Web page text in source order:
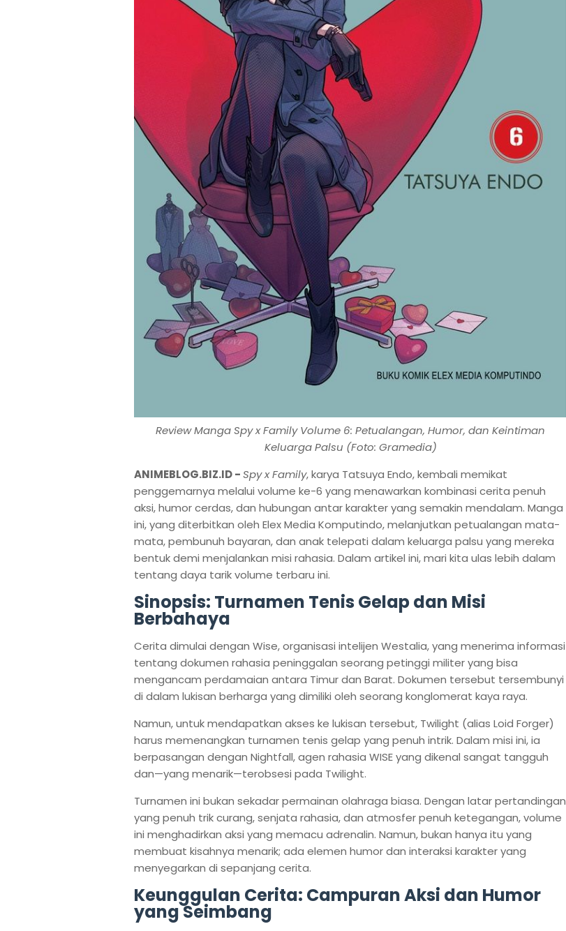
Review Manga Spy x Family Volume 6: Petualangan, Humor, dan Keintiman
Keluarga Palsu (Foto: Gramedia)
ANIMEBLOG.BIZ.ID -Spy x Family, karya Tatsuya Endo, kembali memikat
penggemarnya melalui volume ke-6 yang menawarkan kombinasi cerita penuh
aksi, humor cerdas, dan hubungan antar karakter yang semakin mendalam. Manga
ini, yang diterbitkan oleh Elex Media Komputindo, melanjutkan petualangan mata-
mata, pembunuh bayaran, dan anak telepati dalam keluarga palsu yang mereka
bentuk demi menjalankan misi rahasia. Dalam artikel ini, mari kita ulas lebih dalam
tentang daya tarik volume terbaru ini.
Sinopsis: Turnamen Tenis Gelap dan Misi
Berbahaya
Cerita dimulai dengan Wise, organisasi intelijen Westalia, yang menerima informasi
tentang dokumen rahasia peninggalan seorang petinggi militer yang bisa
mengancam perdamaian antara Timur dan Barat. Dokumen tersebut tersembunyi
di dalam lukisan berharga yang dimiliki oleh seorang konglomerat kaya raya.
Namun, untuk mendapatkan akses ke lukisan tersebut, Twilight (alias Loid Forger)
harus memenangkan turnamen tenis gelap yang penuh intrik. Dalam misi ini, ia
berpasangan dengan Nightfall, agen rahasia WISE yang dikenal sangat tangguh
dan—yang menarik—terobsesi pada Twilight.
Turnamen ini bukan sekadar permainan olahraga biasa. Dengan latar pertandingan
yang penuh trik curang, senjata rahasia, dan atmosfer penuh ketegangan, volume
ini menghadirkan aksi yang memacu adrenalin. Namun, bukan hanya itu yang
membuat kisahnya menarik; ada elemen humor dan interaksi karakter yang
menyegarkan di sepanjang cerita.
Keunggulan Cerita: Campuran Aksi dan Humor
yang Seimbang